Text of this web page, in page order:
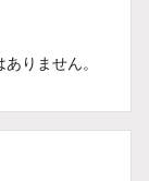
りません。